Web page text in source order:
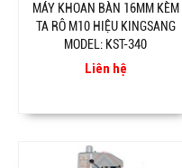
MÁY KHOAN BÀN 16MM KÈM
TA RÔ M10 HIỆU KINGSANG
MODEL: KST-340
Liên hệ